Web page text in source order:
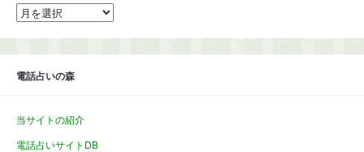
ア
ー
イ
電話占いの森
当サイトの紹介
電話占いサイトDB